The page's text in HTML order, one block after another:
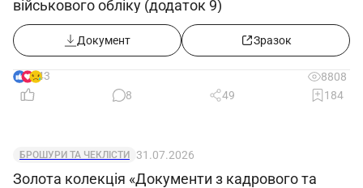
військового обліку (додаток 9)
Документ Зразок
43
8808
8
49 184
БРОШУРИ ТА ЧЕКЛІСТИ 31.07.2026
Золота колекція «Документи з кадрового та